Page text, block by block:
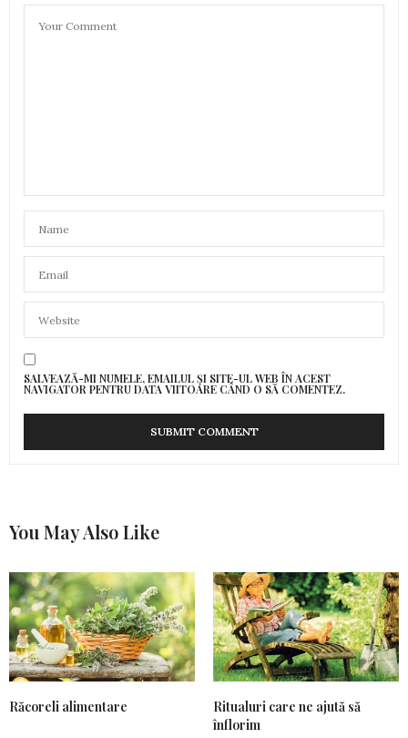
SALVEAZĂ-MI NUMELE, EMAILUL ȘI SITE-UL WEB ÎN ACEST
NAVIGATOR PENTRU DATA VIITOARE CÂND O SĂ COMENTEZ.
You May Also Like
Răcoreli alimentare
Ritualuri care ne ajută să
înflorim